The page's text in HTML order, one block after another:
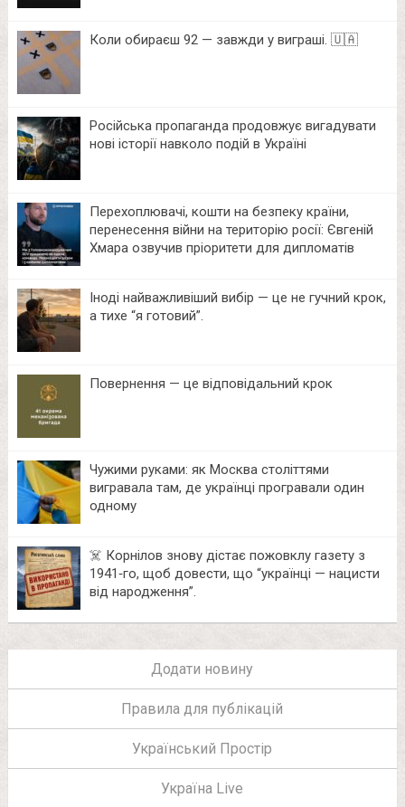
Коли обираєш 92 — завжди у виграші. 🇺🇦
Російська пропаганда продовжує вигадувати
нові історії навколо подій в Україні
Перехоплювачі, кошти на безпеку країни,
перенесення війни на територію росії: Євгеній
Хмара озвучив пріоритети для дипломатів
Іноді найважливіший вибір — це не гучний крок,
а тихе “я готовий”.
Повернення — це відповідальний крок
Чужими руками: як Москва століттями
вигравала там, де українці програвали один
одному
☠️ Корнілов знову дістає пожовклу газету з
1941‑го, щоб довести, що “українці — нацисти
від народження”.
Додати новину
Правила для публікацій
Український Простір
Україна Live